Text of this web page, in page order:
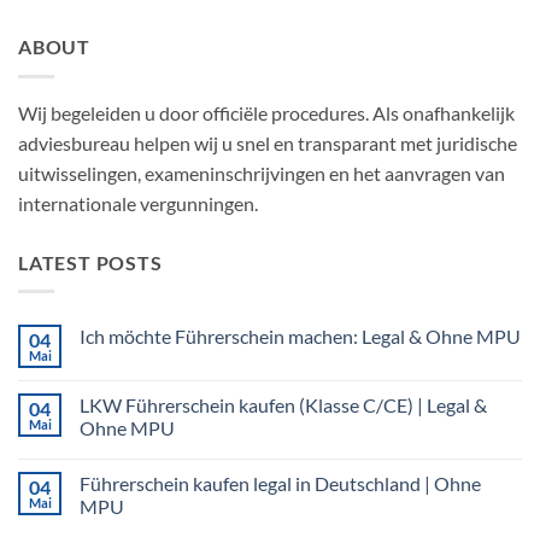
ABOUT
Wij begeleiden u door officiële procedures. Als onafhankelijk
adviesbureau helpen wij u snel en transparant met juridische
uitwisselingen, exameninschrijvingen en het aanvragen van
internationale vergunningen.
LATEST POSTS
04
Mai
Ich möchte Führerschein machen: Legal & Ohne MPU
Ich
möchte
Führerschein
&
Ohne
MPU
04
Mai
LKW Führerschein kaufen (Klasse C/CE) | Legal &
Ohne MPU
zu
LKW
Führerschein
04
Mai
Führerschein kaufen legal in Deutschland | Ohne
MPU